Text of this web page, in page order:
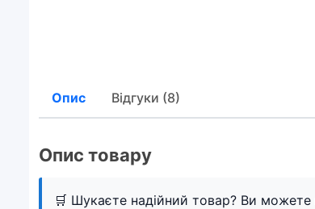
Опис Відгуки (8)
Опис товару
🛒 Шукаєте надійний товар? Ви можете